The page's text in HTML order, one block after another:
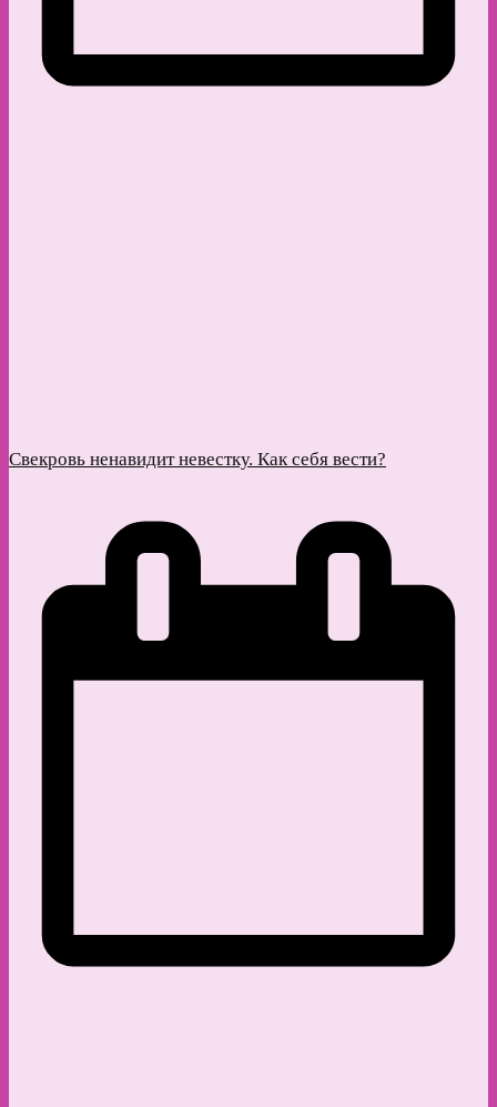
Свекровь ненавидит невестку. Как себя вести?